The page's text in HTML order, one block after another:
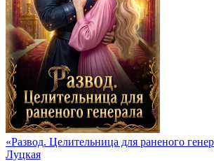
«Развод. Целительница для раненого
Луцкая